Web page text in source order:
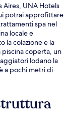
Aires, UNA Hotels
potrai approfittare
spa nel
locale e
la colazione e la
coperta, un
lodano la
a pochi metri di
min a piedi.